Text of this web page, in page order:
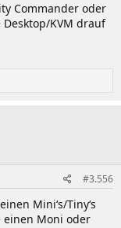
Commander oder
Desktop/KVM drauf
#3.556
Mini‘s/Tiny‘s
einen Moni oder